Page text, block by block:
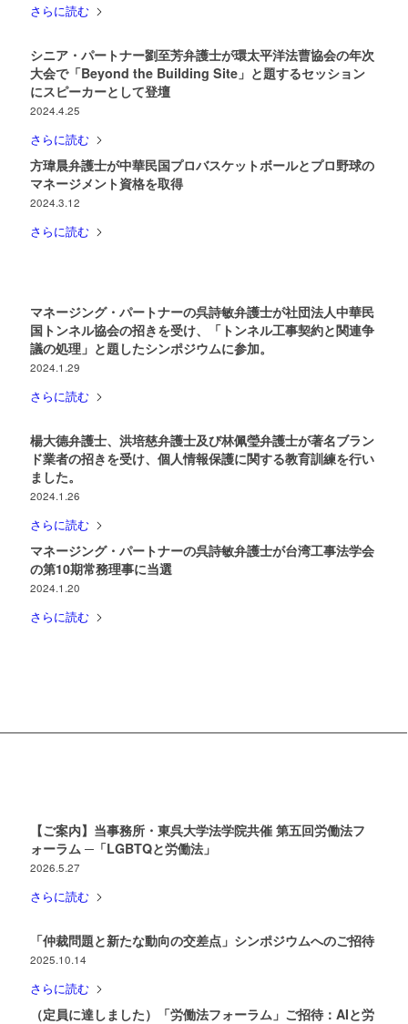
さらに読む
シニア・パートナー劉至芳弁護士が環太平洋法曹協会の年次
大会で「Beyond the Building Site」と題するセッション
にスピーカーとして登壇
2024.4.25
さらに読む
方瑋晨弁護士が中華民国プロバスケットボールとプロ野球の
マネージメント資格を取得
2024.3.12
さらに読む
マネージング・パートナーの呉詩敏弁護士が社団法人中華民
国トンネル協会の招きを受け、「トンネル工事契約と関連争
議の処理」と題したシンポジウムに参加。
2024.1.29
さらに読む
楊大德弁護士、洪培慈弁護士及び林佩瑩弁護士が著名ブラン
ド業者の招きを受け、個人情報保護に関する教育訓練を行い
ました。
2024.1.26
さらに読む
マネージング・パートナーの呉詩敏弁護士が台湾工事法学会
の第10期常務理事に当選
2024.1.20
さらに読む
【ご案内】当事務所・東呉大学法学院共催 第五回労働法フ
ォーラム ─「LGBTQと労働法」
2026.5.27
さらに読む
「仲裁問題と新たな動向の交差点」シンポジウムへのご招待
2025.10.14
さらに読む
（定員に達しました）「労働法フォーラム」ご招待：AIと労